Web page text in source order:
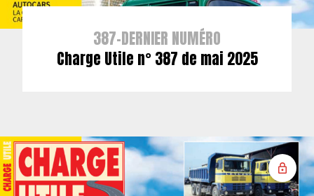
387-DERNIER NUMÉRO
Charge Utile n° 387 de mai 2025